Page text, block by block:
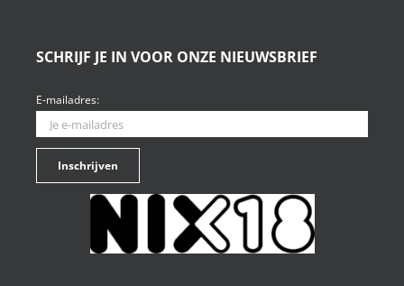
SCHRIJF JE IN VOOR ONZE NIEUWSBRIEF
E-mailadres: